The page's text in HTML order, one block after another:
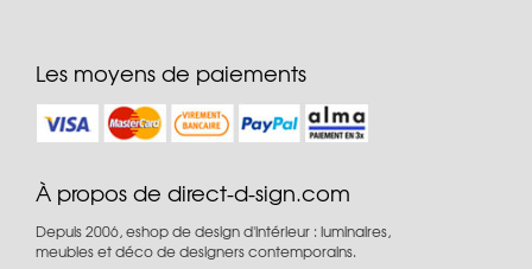
Les moyens de paiements
À propos de direct-d-sign.com
Depuis 2006, eshop de design d'intérieur : luminaires,
meubles et déco de designers contemporains.